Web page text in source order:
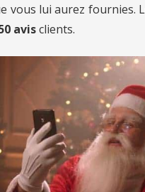
lui aurez fournies.
avisclients.